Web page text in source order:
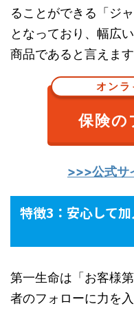
ることができる「ジ
となっており、幅広
商品であると言えます
オン
保険の
>>>公式サ
特徴3：安心して
第一生命は「お客様
者のフォローに力を入